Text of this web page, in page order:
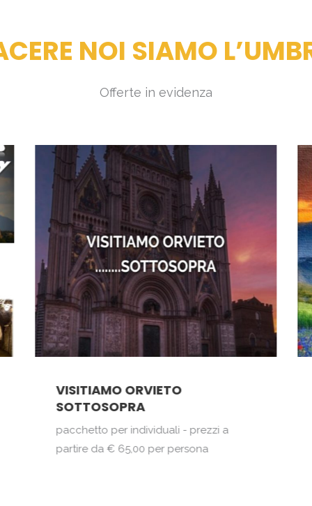
NOI SIAMO
Offerte in evidenza
VISITIAMO ORVIETO
SOTTOSOPRA
pacchetto per individuali - prezzi a
partire da € 65,00 per persona